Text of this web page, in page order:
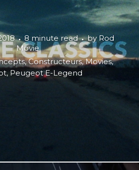
8 minute read by Rod
Movie
,Constructeurs,Movies,
, Peugeot E-Legend